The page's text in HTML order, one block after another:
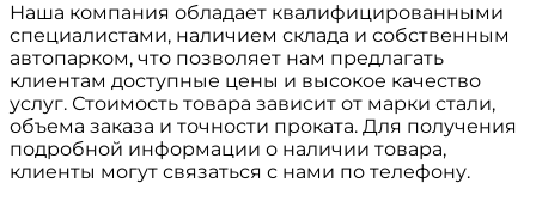
Наша компания обладает квалифицированными
специалистами, наличием склада и собственным
автопарком, что позволяет нам предлагать
клиентам доступные цены и высокое качество
услуг. Стоимость товара зависит от марки стали,
объема заказа и точности проката. Для получения
подробной информации о наличии товара,
клиенты могут связаться с нами по телефону.